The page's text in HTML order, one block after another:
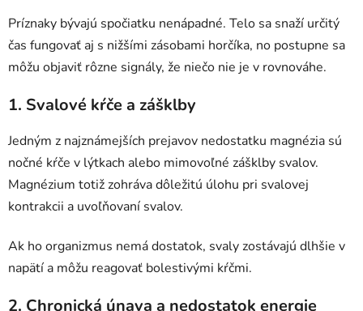
Príznaky bývajú spočiatku nenápadné. Telo sa snaží určitý
čas fungovať aj s nižšími zásobami horčíka, no postupne sa
môžu objaviť rôzne signály, že niečo nie je v rovnováhe.
1. Svalové kŕče a zášklby
Jedným z najznámejších prejavov nedostatku magnézia sú
nočné kŕče v lýtkach alebo mimovoľné zášklby svalov.
Magnézium totiž zohráva dôležitú úlohu pri svalovej
kontrakcii a uvoľňovaní svalov.
Ak ho organizmus nemá dostatok, svaly zostávajú dlhšie v
napätí a môžu reagovať bolestivými kŕčmi.
2. Chronická únava a nedostatok energie